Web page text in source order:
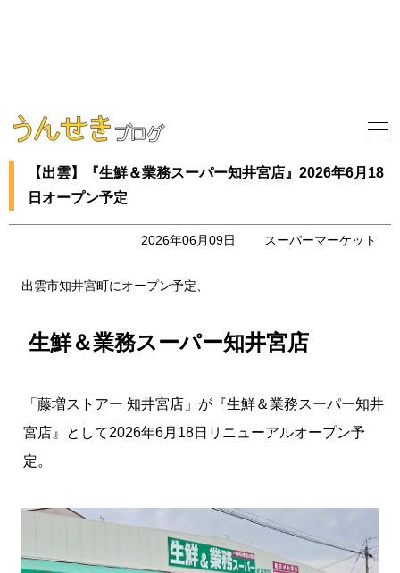
【出雲】『生鮮＆業務スーパー知井宮店』2026年6月18
日オープン予定
2026年06月09日 スーパーマーケット
出雲市知井宮町にオープン予定、
生鮮＆業務スーパー知井宮店
「藤増ストアー 知井宮店」が『生鮮＆業務スーパー知井
宮店』として2026年6月18日リニューアルオープン予
定。